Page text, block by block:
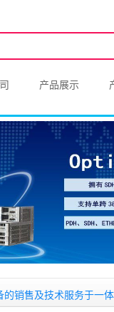
产品展示
售及技术服务于一体,